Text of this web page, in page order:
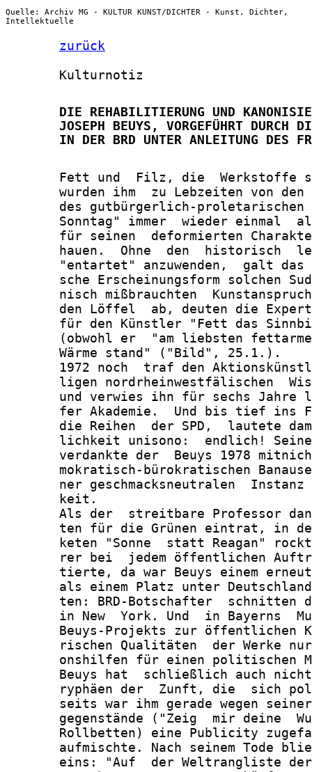
Quelle: Archiv MG - KULTUR KUNST/DICHTER - Kunst, Dichter,
Intellektuelle
zurück
       Kulturnotiz
DIE REHABILITIERUNG UND
JOSEPH BEUYS, VORGEFÜHRT DURCH
IN DER BRD UNTER ANLEITUNG DES
Fett und  Filz, die  Werkstoffe
wurden ihm  zu Lebzeiten von
des gutbürgerlich-
Sonntag" immer  wieder einmal
für seinen  deformierten
hauen.  Ohne  den  historisch
"entartet" anzuwenden,  galt
sche Erscheinungsform solchen
nisch mißbrauchten
den Löffel  ab, deuten die
für den Künstler "Fett das
(obwohl er  "am liebsten
       Wärme stand" ("Bild", 25.1.).
1972 noch  traf den
ligen nordrheinwestfälischen
und verwies ihn für sechs Jahre
fer Akademie.  Und bis tief ins
die Reihen  der SPD,  lautete
lichkeit unisono:  endlich!
verdankte der  Beuys 1978
mokratisch-bürokratischen
ner geschmacksneutralen
       keit.
Als der  streitbare Professor
ten für die Grünen eintrat, in
keten "Sonne  statt Reagan"
rer bei  jedem öffentlichen
tierte, da war Beuys einem
als einem Platz unter
ten: BRD-Botschafter  schnitten
in New  York. Und  in Bayerns
Beuys-Projekts zur öffentlichen
rischen Qualitäten  der Werke
onshilfen für einen politischen
Beuys hat  schließlich auch
ryphäen der  Zunft, die  sich
seits war ihm gerade wegen
gegenstände ("Zeig  mir deine
Rollbetten) eine Publicity
aufmischte. Nach seinem Tode
eins: "Auf  der Weltrangliste